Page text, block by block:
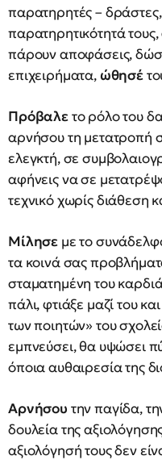
παρατηρητές – δράστες,
παρατηρητικότητά τους,
πάρουν αποφάσεις,
επιχειρήματα,ώθησέ
Πρόβαλετο ρόλο του
αρνήσου τη μετατροπή
ελεγκτή, σε
αφήνεις να σε
τεχνικό χωρίς διάθεση
Μίλησε με το
τα κοινά σας
σταματημένη του
πάλι, φτιάξε μαζί του
των ποιητών» του
εμπνεύσει, θα υψώσει
όποια αυθαιρεσία της
Αρνήσου την παγίδα,
δουλεία της
αξιολόγησή τους δεν